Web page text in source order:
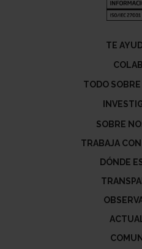
TE
TODO
SOBRE
TRABAJA
DÓNDE